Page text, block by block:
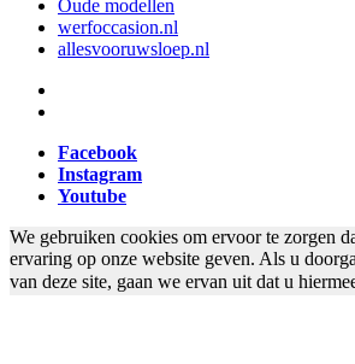
Oude modellen
werfoccasion.nl
allesvooruwsloep.nl
Facebook
Instagram
Youtube
We gebruiken cookies om ervoor te zorgen
ervaring op onze website geven. Als u
van deze site, gaan we ervan uit dat u